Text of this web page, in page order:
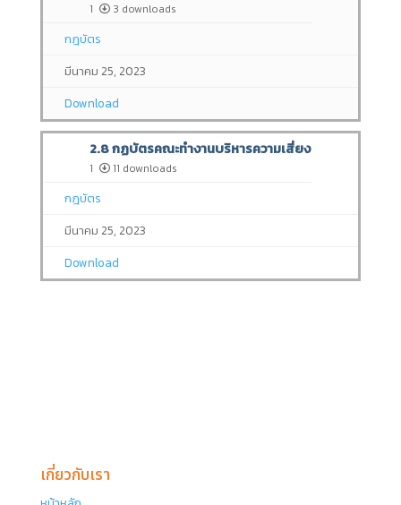
1 3 downloads
กฎบัตร
มีนาคม 25, 2023
Download
2.8 กฏบัตรคณะทำงานบริหารความเสี่ยง
1 11 downloads
กฎบัตร
มีนาคม 25, 2023
Download
เกี่ยวกับเรา